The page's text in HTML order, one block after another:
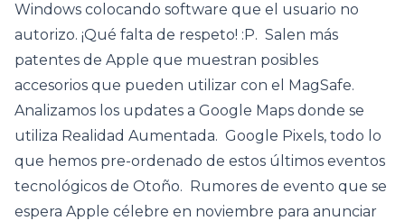
Windows colocando software que el usuario no
autorizo. ¡Qué falta de respeto! :P. Salen más
patentes de Apple que muestran posibles
accesorios que pueden utilizar con el MagSafe.
Analizamos los updates a Google Maps donde se
utiliza Realidad Aumentada. Google Pixels, todo lo
que hemos pre-ordenado de estos últimos eventos
tecnológicos de Otoño. Rumores de evento que se
espera Apple célebre en noviembre para anunciar